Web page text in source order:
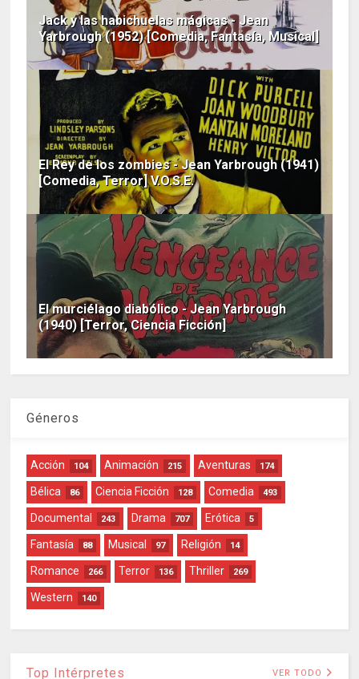
Jack y las habichuelas mágicas - Jean
Yarbrough (1952) [Comedia, Fantasía, Musical]
El Rey de los zombies - Jean Yarbrough (1941)
[Comedia, Terror] V.O.S.E.
El murciélago diabólico - Jean Yarbrough
(1940) [Terror, Ciencia Ficción]
Géneros
Acción 104 Animación 215 Aventuras 174
Bélica 86 Ciencia Ficción 128 Comedia 493
Documental 243 Drama 707 Erótica 5
Fantasía 88 Musical 97 Religión 14
Romance 266 Terror 136 Thriller 269
Western 140
Top Intérpretes VER TODO